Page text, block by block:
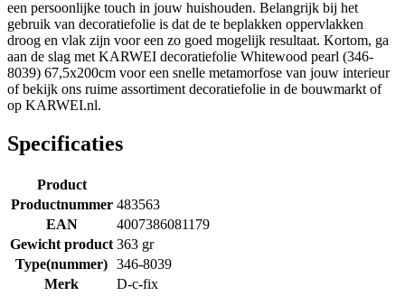
een persoonlijke touch in jouw huishouden. Belangrijk bij het
gebruik van decoratiefolie is dat de te beplakken oppervlakken
droog en vlak zijn voor een zo goed mogelijk resultaat. Kortom, ga
aan de slag met KARWEI decoratiefolie Whitewood pearl (346-
8039) 67,5x200cm voor een snelle metamorfose van jouw interieur
of bekijk ons ruime assortiment decoratiefolie in de bouwmarkt of
op KARWEI.nl.
Specificaties
Product
Productnummer 483563
EAN
4007386081179
Gewicht product 363 gr
Type(nummer) 346-8039
Merk
D-c-fix